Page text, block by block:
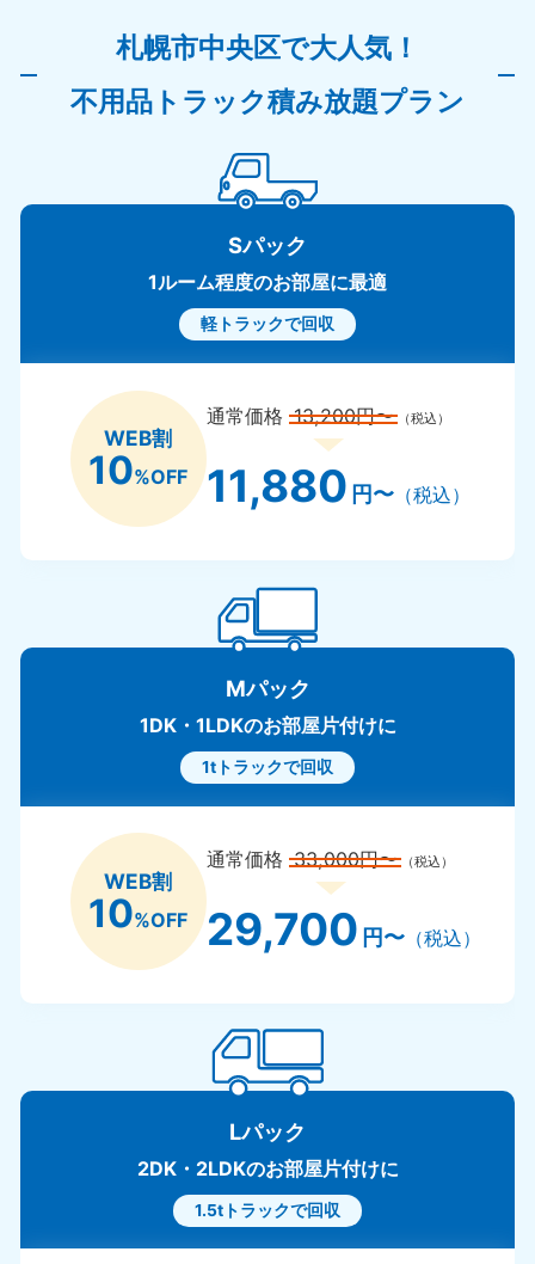
札幌市中央区で大人気！
不用品トラック積み放題プラン
Sパック
1ルーム程度のお部屋に最適
軽トラックで回収
WEB割
10%OFF
通常価格13,200円〜 （税込）
11,880 円〜（税込）
Mパック
1DK・1LDKのお部屋片付けに
1tトラックで回収
WEB割
10%OFF
通常価格33,000円〜 （税込）
29,700 円〜（税込）
Lパック
2DK・2LDKのお部屋片付けに
1.5tトラックで回収